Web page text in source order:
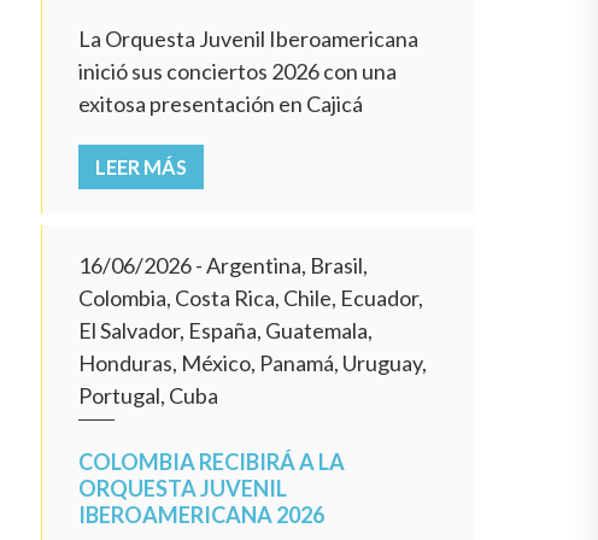
La Orquesta Juvenil Iberoamericana
inició sus conciertos 2026 con una
exitosa presentación en Cajicá
LEER MÁS
16/06/2026- Argentina, Brasil,
Colombia, Costa Rica, Chile, Ecuador,
El Salvador, España, Guatemala,
Honduras, México, Panamá, Uruguay,
Portugal, Cuba
COLOMBIA RECIBIRÁ A LA
ORQUESTA JUVENIL
IBEROAMERICANA 2026